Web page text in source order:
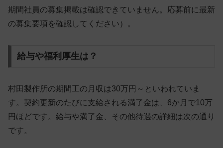
期間社員の募集掲載は確認できていません。応募前に最新
の募集要項を確認してください）。
給与や福利厚生は？
村田製作所の期間工の月収は30万円～といわれていま
す。契約更新のたびに支給される満了金は、6か月で10万
円ほどです。給与や満了金、その他待遇の詳細は次の通り
です。